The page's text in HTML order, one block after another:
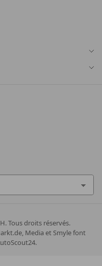
Tous droits réservés.
Media et Smyle font